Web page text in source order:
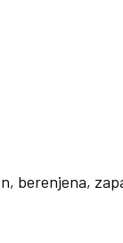
berenjena,